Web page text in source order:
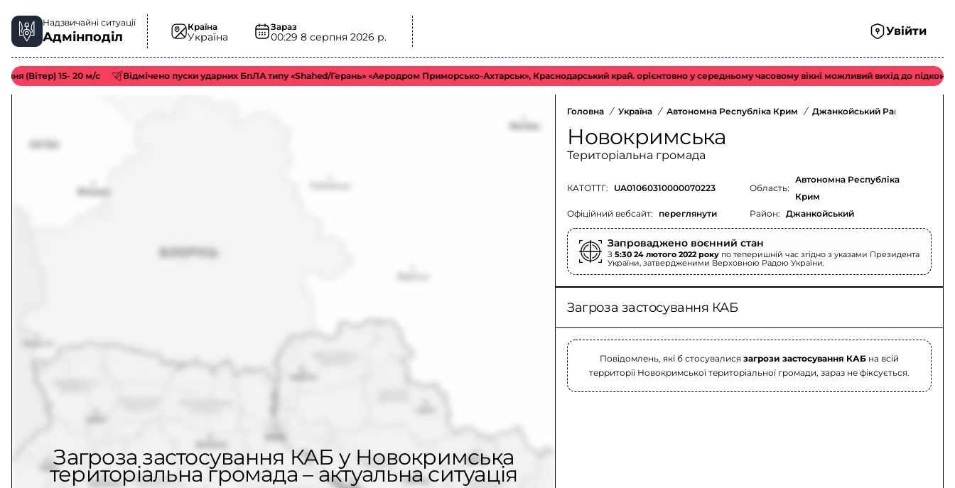
Надзвичайні ситуації
Адмінподіл
Країна
Україна
Зараз
00:29 8 серпня 2026 р. Увійти
15- 20 м/с Відмічено пуски ударних БпЛА типу «Shahed/Герань» «Аеродром Приморсько-Ахтарськ», Краснодарський край. орієнтовно у середньому часовому вікні можливий вихід до
Загроза застосування КАБ у Новокримська
територіальна громада – актуальна ситуація
Головна / Україна / Автономна Республіка Крим / Джанкойський Район
Новокримська
Територіальна громада
КАТОТТГ: UA01060310000070223
Офіційний вебсайт: переглянути
Область:
Автономна Республіка
Крим
Район: Джанкойський
Запроваджено воєнний стан
З5:30 24 лютого 2022 року по теперишній час згідно з указами Президента
України, затвердженими Верховною Радою України.
Загроза застосування КАБ
Повідомлень, які б стосувалисязагрози застосування КАБ на всій
территорії Новокримської територіальної громади, зараз не фіксується.